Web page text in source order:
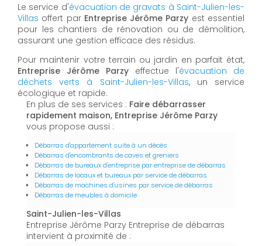
Le service d'évacuation de gravats à Saint-Julien-les-
Villas offert par Entreprise Jérôme Parzy est essentiel
pour les chantiers de rénovation ou de démolition,
assurant une gestion efficace des résidus.
Pour maintenir votre terrain ou jardin en parfait état,
Entreprise Jérôme Parzy effectue l'évacuation de
déchets verts à Saint-Julien-les-Villas, un service
écologique et rapide.
En plus de ses services : Faire débarrasser
rapidement maison, Entreprise Jérôme Parzy
vous propose aussi :
Débarras d'appartement suite à un décès
Débarras d'encombrants de caves et greniers
Débarras de bureaux d'entreprise par entreprise de débarras
Débarras de locaux et bureaux par service de débarras
Débarras de machines d'usines par service de débarras
Débarras de meubles à domicile
Saint-Julien-les-Villas
Entreprise Jérôme Parzy Entreprise de débarras
intervient à proximité de :